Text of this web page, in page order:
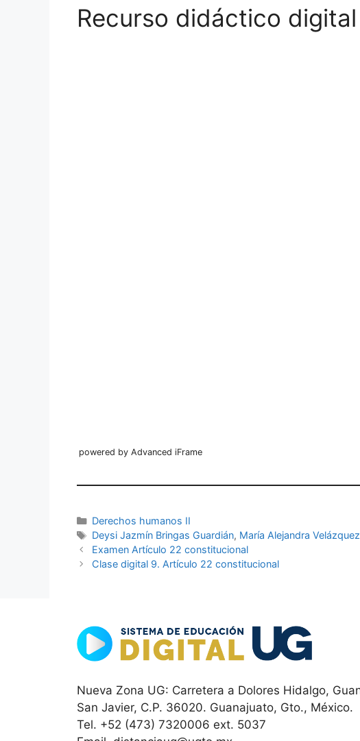
Recurso didáctico digital
powered by Advanced iFrame
Categorías
Derechos humanos II
Etiquetas
Deysi Jazmín Bringas Guardián, María Alejandra
Examen Artículo 22 constitucional
Clase digital 9. Artículo 22 constitucional
Nueva Zona UG: Carretera a Dolores Hidalgo,
San Javier, C.P. 36020. Guanajuato, Gto., México.
Tel. +52 (473) 7320006 ext. 5037